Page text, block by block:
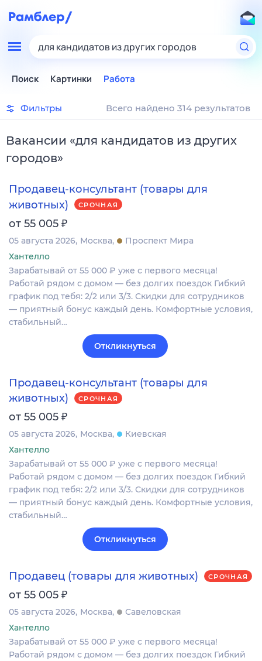
для кандидатов из других городов
Поиск Картинки Работа
Фильтры Всего найдено 314 результатов
Вакансии «для кандидатов из других
городов»
Продавец-консультант (товары для
животных)
СРОЧНАЯ
от 55 005 ₽
05 августа 2026 Москва
Проспект Мира
Хантелло
Зарабатывай от 55 000 ₽ уже с первого месяца!
Работай рядом с домом — без долгих поездок Гибкий
график под тебя: 2/2 или 3/3. Скидки для сотрудников
— приятный бонус каждый день. Комфортные условия,
стабильный…
Откликнуться
Продавец-консультант (товары для
животных)
СРОЧНАЯ
от 55 005 ₽
05 августа 2026 Москва
Киевская
Хантелло
Зарабатывай от 55 000 ₽ уже с первого месяца!
Работай рядом с домом — без долгих поездок Гибкий
график под тебя: 2/2 или 3/3. Скидки для сотрудников
— приятный бонус каждый день. Комфортные условия,
стабильный…
Откликнуться
Продавец (товары для животных) СРОЧНАЯ
от 55 005 ₽
05 августа 2026 Москва
Савеловская
Хантелло
Зарабатывай от 55 000 ₽ уже с первого месяца!
Работай рядом с домом — без долгих поездок Гибкий